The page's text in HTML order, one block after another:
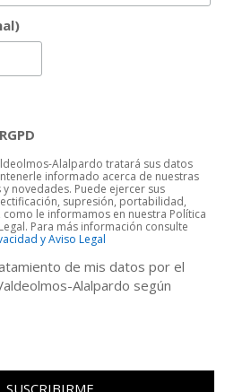
Alalpardo tratará sus datos
informado acerca de nuestras
novedades. Puede ejercer sus
supresión, portabilidad,
le informamos en nuestra Política
Para más información consulte
y Aviso Legal
de mis datos por el
Alalpardo según